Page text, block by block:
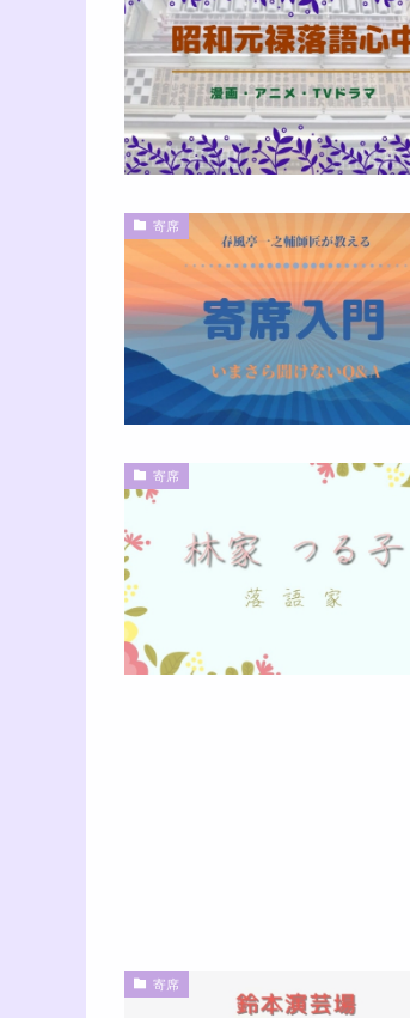
寄席
寄席
寄席